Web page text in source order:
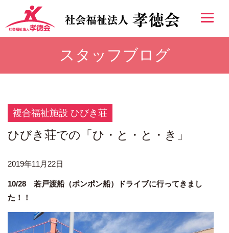
スタッフブログ
複合福祉施設 ひびき荘
ひびき荘での「ひ・と・と・き」
2019年11月22日
10/28 若戸渡船（ポンポン船）ドライブに行ってきまし
た！！